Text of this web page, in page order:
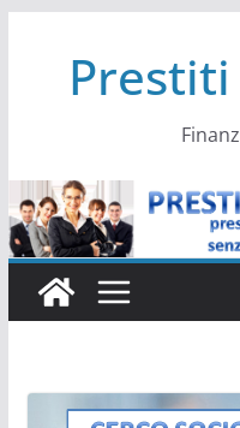
contenuto